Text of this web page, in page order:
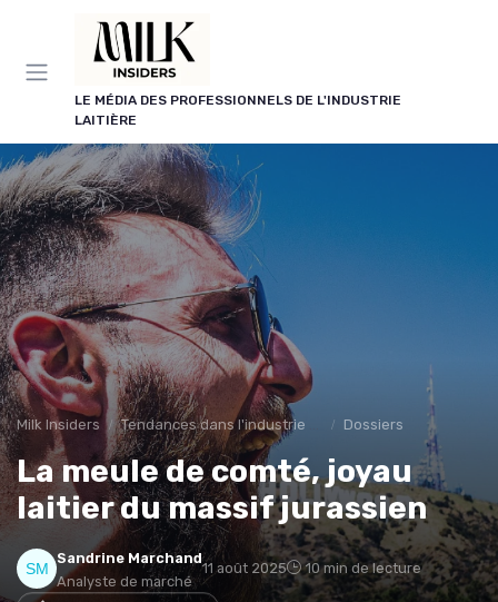
LE MÉDIA DES PROFESSIONNELS DE L'INDUSTRIE
LAITIÈRE
Milk Insiders Tendances dans l'industrie des produits laitiers Dossiers
La meule de comté, joyau
laitier du massif jurassien
Sandrine Marchand
Analyste de marché
11 août 2025 10 min de lecture